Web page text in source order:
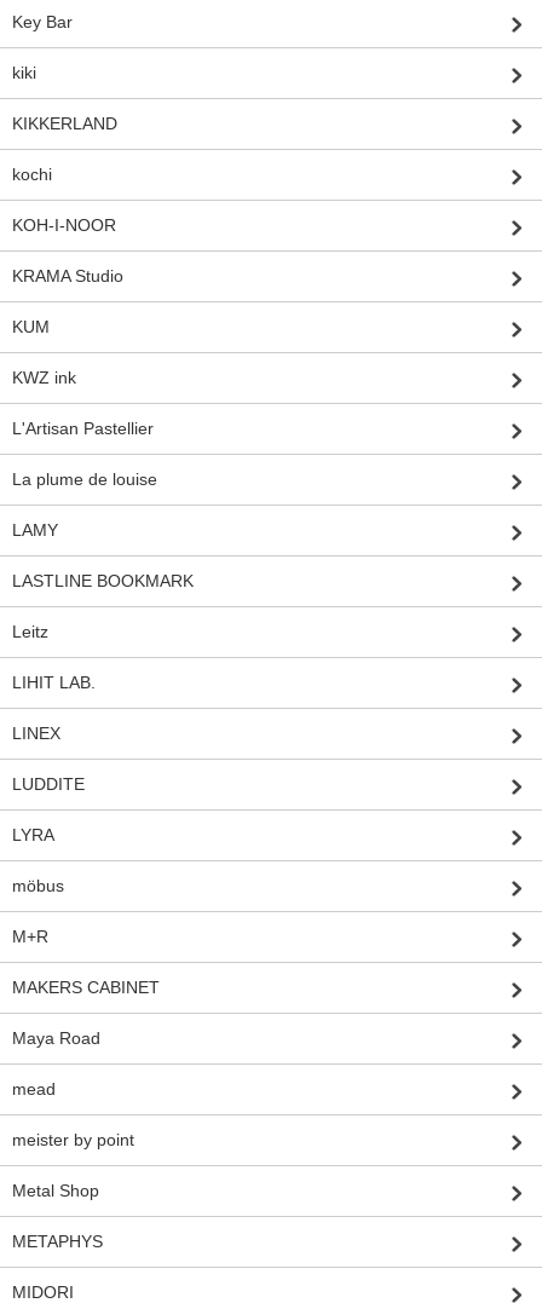
Key Bar
kiki
KIKKERLAND
kochi
KOH-I-NOOR
KRAMA Studio
KUM
KWZ ink
L'Artisan Pastellier
La plume de louise
LAMY
LASTLINE BOOKMARK
Leitz
LIHIT LAB.
LINEX
LUDDITE
LYRA
möbus
M+R
MAKERS CABINET
Maya Road
mead
meister by point
Metal Shop
METAPHYS
MIDORI